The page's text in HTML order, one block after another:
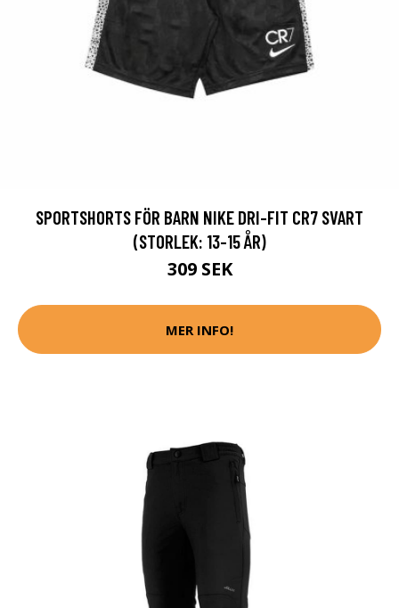
SPORTSHORTS FÖR BARN NIKE DRI-FIT CR7 SVART
(STORLEK: 13-15 ÅR)
309 SEK
MER INFO!